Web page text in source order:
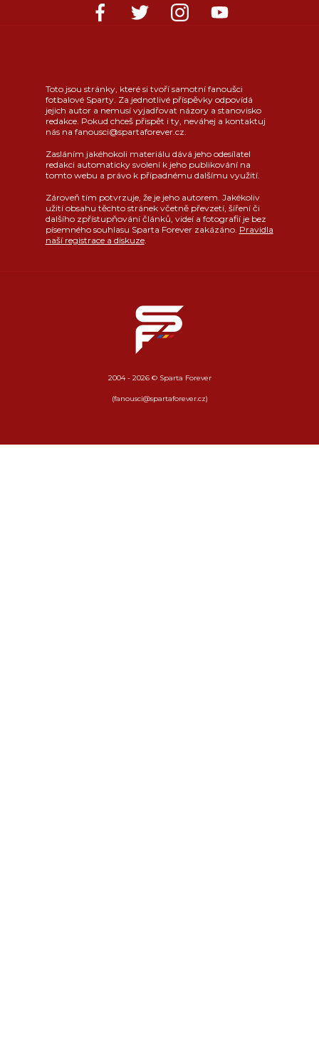
Toto jsou stránky, které si tvoří samotní fanoušci
fotbalové Sparty. Za jednotlivé příspěvky odpovídá
jejich autor a nemusí vyjadřovat názory a stanovisko
redakce. Pokud chceš přispět i ty, neváhej a kontaktuj
nás na fanousci@spartaforever.cz.
Zasláním jakéhokoli materiálu dává jeho odesílatel
redakci automaticky svolení k jeho publikování na
tomto webu a právo k případnému dalšímu využití.
Zároveň tím potvrzuje, že je jeho autorem. Jakékoliv
užití obsahu těchto stránek včetně převzetí, šíření či
dalšího zpřístupňování článků, videí a fotografií je bez
písemného souhlasu Sparta Forever zakázáno. Pravidla
naší registrace a diskuze.
2004 - 2026 © Sparta Forever
(fanousci@spartaforever.cz)